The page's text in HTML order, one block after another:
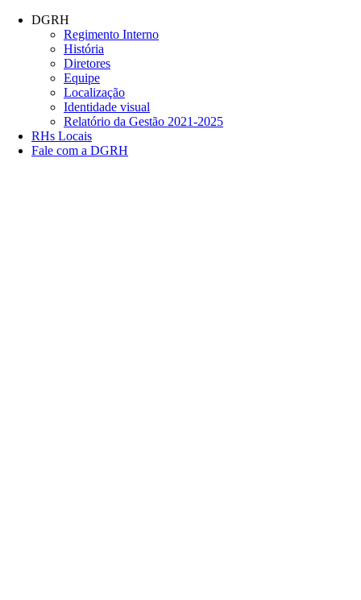
Conteúdo principal
DGRH
Regimento Interno
História
Diretores
Equipe
Localização
Identidade visual
Relatório da Gestão 2021-2025
RHs Locais
Fale com a DGRH